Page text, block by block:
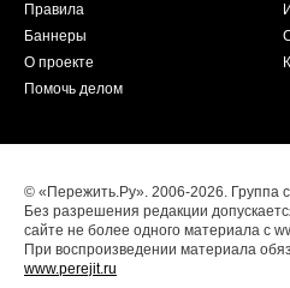
Правила
Баннеры
О проекте
Помочь делом
© «Пережить.Ру». 2006-2026. Группа
Без разрешения редакции
сайте не более одного материала с
При воспроизведении материала
www.perejit.ru